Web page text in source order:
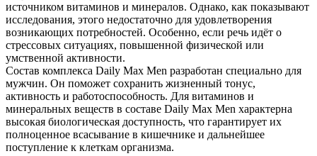
источником витаминов и минералов. Однако, как показывают
исследования, этого недостаточно для удовлетворения
возникающих потребностей. Особенно, если речь идёт о
стрессовых ситуациях, повышенной физической или
умственной активности.
Состав комплекса Daily Max Men разработан специально для
мужчин. Он поможет сохранить жизненный тонус,
активность и работоспособность. Для витаминов и
минеральных веществ в составе Daily Max Men характерна
высокая биологическая доступность, что гарантирует их
полноценное всасывание в кишечнике и дальнейшее
поступление к клеткам организма.